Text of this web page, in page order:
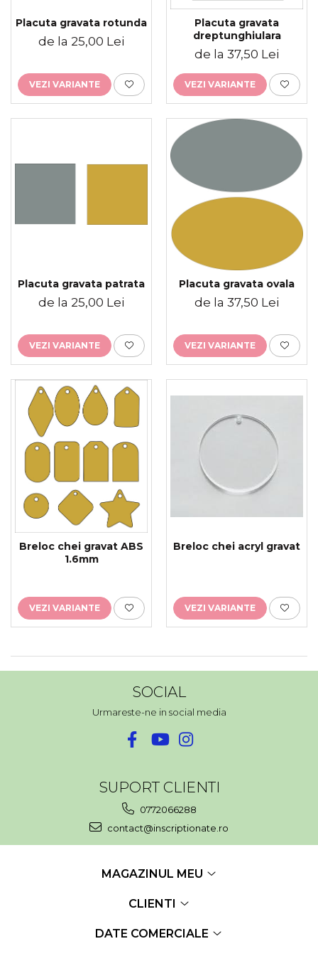
Brelocuri gravate
Placuta gravata rotunda
de la 25,00 Lei
VEZI VARIANTE
Placuta gravata
dreptunghiulara
de la 37,50 Lei
VEZI VARIANTE
Placuta gravata patrata
de la 25,00 Lei
VEZI VARIANTE
Placuta gravata ovala
de la 37,50 Lei
VEZI VARIANTE
Breloc chei gravat ABS
1.6mm
VEZI VARIANTE
Breloc chei acryl gravat
VEZI VARIANTE
SOCIAL
Urmareste-ne in social media
SUPORT CLIENTI
0772066288
contact@inscriptionate.ro
MAGAZINUL MEU
CLIENTI
DATE COMERCIALE